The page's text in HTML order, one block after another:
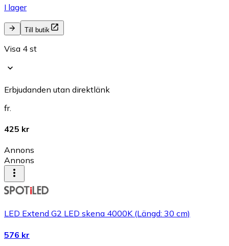
I lager
Till butik
Visa 4 st
Erbjudanden utan direktlänk
fr.
425 kr
Annons
Annons
LED Extend G2 LED skena 4000K (Längd: 30 cm)
576 kr